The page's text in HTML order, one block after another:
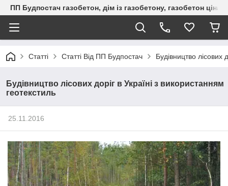
ПП Будпостач газобетон, дім із газобетону, газобетон
Статті Статті Від ПП Будпостач Будівництво лісових
Будівництво лісових доріг в Україні з використанням
геотекстиль
25.11.2016